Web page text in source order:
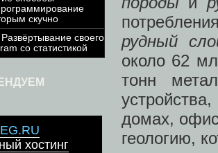
скучно
Развёртывание своего
со статистикой
хостинг
рудный
около 62
тонн
домах,
геологию,